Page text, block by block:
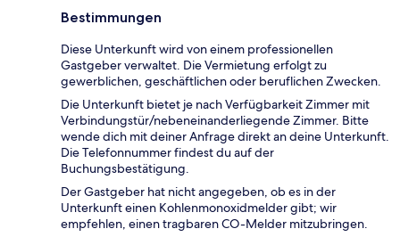
Bestimmungen
Diese Unterkunft wird von einem professionellen
Gastgeber verwaltet. Die Vermietung erfolgt zu
gewerblichen, geschäftlichen oder beruflichen Zwecken.
Die Unterkunft bietet je nach Verfügbarkeit Zimmer mit
Verbindungstür/nebeneinanderliegende Zimmer. Bitte
wende dich mit deiner Anfrage direkt an deine Unterkunft.
Die Telefonnummer findest du auf der
Buchungsbestätigung.
Der Gastgeber hat nicht angegeben, ob es in der
Unterkunft einen Kohlenmonoxidmelder gibt; wir
empfehlen, einen tragbaren CO-Melder mitzubringen.